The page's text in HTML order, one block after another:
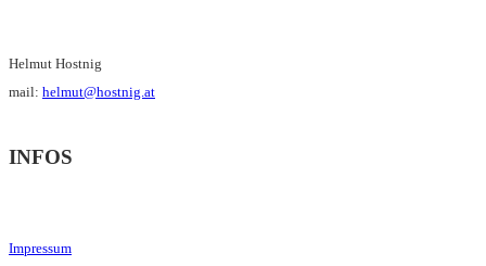
Helmut Hostnig
mail: helmut@hostnig.at
INFOS
Impressum